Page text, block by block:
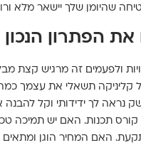
שהיומן שלך יישאר מלא
את הפתרון הנכון
ולפעמים זה מרגיש קצת
קליניקה תשאלי את עצמך
נראה לך ידידותי וקל להבנה
תכנות. האם יש תמיכה
האם המחיר הוגן ומתאים